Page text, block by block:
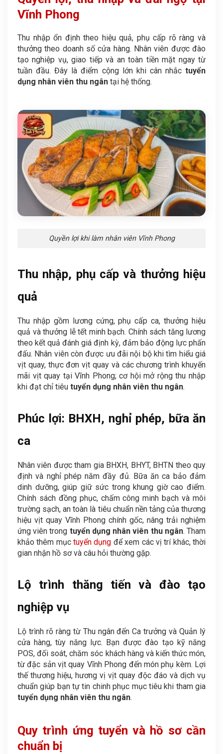
Vĩnh Phong
Thu nhập ổn định theo hiệu quả, phụ cấp rõ ràng và
thưởng theo doanh số cửa hàng. Nhân viên được đào
tạo nghiệp vụ, giao tiếp và an toàn tiền mặt ngay từ
tuần đầu. Đây là điểm cộng lớn khi cân nhắc tuyển
dụng nhân viên thu ngân tại hệ thống.
Quyền lợi khi làm nhân viên Vĩnh Phong
Thu nhập, phụ cấp và thưởng hiệu
quả
Thu nhập gồm lương cứng, phụ cấp ca, thưởng hiệu
quả và thưởng lễ tết minh bạch. Chính sách tăng lương
theo kết quả đánh giá định kỳ, đảm bảo động lực phấn
đấu. Nhân viên còn được ưu đãi nội bộ khi tìm hiểu giá
vịt quay, thực đơn vịt quay và các chương trình khuyến
mãi vịt quay tại Vĩnh Phong; cơ hội mở rộng thu nhập
khi đạt chỉ tiêu tuyển dụng nhân viên thu ngân.
Phúc lợi: BHXH, nghỉ phép, bữa ăn
ca
Nhân viên được tham gia BHXH, BHYT, BHTN theo quy
định và nghỉ phép năm đầy đủ. Bữa ăn ca bảo đảm
dinh dưỡng, giúp giữ sức trong khung giờ cao điểm.
Chính sách đồng phục, chấm công minh bạch và môi
trường sạch, an toàn là tiêu chuẩn nền tảng của thương
hiệu vịt quay Vĩnh Phong chính gốc, nâng trải nghiệm
ứng viên trong tuyển dụng nhân viên thu ngân. Tham
khảo thêm mục tuyển dụng để xem các vị trí khác, thời
gian nhận hồ sơ và câu hỏi thường gặp.
Lộ trình thăng tiến và đào tạo
nghiệp vụ
Lộ trình rõ ràng từ Thu ngân đến Ca trưởng và Quản lý
cửa hàng, tùy năng lực. Bạn được đào tạo kỹ năng
POS, đối soát, chăm sóc khách hàng và kiến thức món,
từ đặc sản vịt quay Vĩnh Phong đến món phụ kèm. Lợi
thế thương hiệu, hương vị vịt quay độc đáo và dịch vụ
chuẩn giúp bạn tự tin chinh phục mục tiêu khi tham gia
tuyển dụng nhân viên thu ngân.
Quy trình ứng tuyển và hồ sơ cần
chuẩn bị